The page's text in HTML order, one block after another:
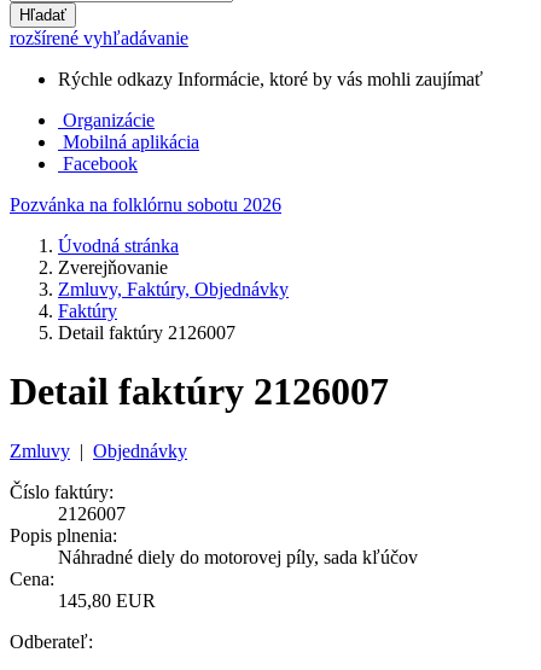
Hľadať
rozšírené vyhľadávanie
Rýchle odkazy Informácie, ktoré by vás mohli zaujímať
Organizácie
Mobilná aplikácia
Facebook
Pozvánka na folklórnu sobotu 2026
Úvodná stránka
Zverejňovanie
Zmluvy, Faktúry, Objednávky
Faktúry
Detail faktúry 2126007
Detail faktúry 2126007
Zmluvy | Objednávky
Číslo faktúry:
2126007
Popis plnenia:
Náhradné diely do motorovej píly, sada kľúčov
Cena:
145,80 EUR
Odberateľ: